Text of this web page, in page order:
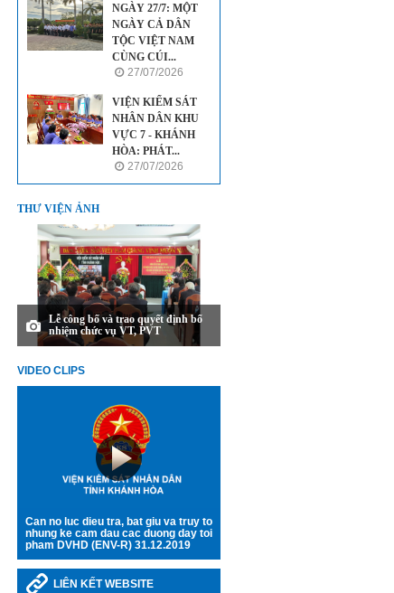
NGÀY 27/7: MỘT
NGÀY CẢ DÂN
TỘC VIỆT NAM
CÙNG CÚI...
27/07/2026
VIỆN KIỂM SÁT
NHÂN DÂN KHU
VỰC 7 - KHÁNH
HÒA: PHÁT...
27/07/2026
THƯ VIỆN ẢNH
Lễ công bố và trao quyết định bổ
nhiệm chức vụ VT, PVT
VIDEO CLIPS
Can no luc dieu tra, bat giu va truy to
nhung ke cam dau cac duong day toi
pham DVHD (ENV-R) 31.12.2019
LIÊN KẾT WEBSITE